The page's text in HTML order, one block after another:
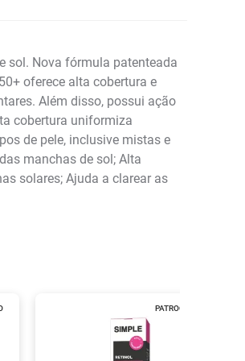
sol. Nova fórmula patenteada
oferece alta cobertura e
Além disso, possui ação
cobertura uniformiza
de pele, inclusive mistas e
manchas de sol; Alta
solares; Ajuda a clarear as
PATROCINADO